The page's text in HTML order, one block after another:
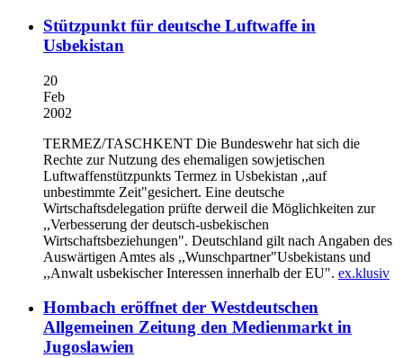
Stützpunkt für deutsche Luftwaffe in
Usbekistan
20
Feb
2002
TERMEZ/TASCHKENT Die Bundeswehr hat sich die
Rechte zur Nutzung des ehemaligen sowjetischen
Luftwaffenstützpunkts Termez in Usbekistan ,,auf
unbestimmte Zeit"gesichert. Eine deutsche
Wirtschaftsdelegation prüfte derweil die Möglichkeiten zur
,,Verbesserung der deutsch-usbekischen
Wirtschaftsbeziehungen". Deutschland gilt nach Angaben des
Auswärtigen Amtes als ,,Wunschpartner"Usbekistans und
,,Anwalt usbekischer Interessen innerhalb der EU". ex.klusiv
Hombach eröffnet der Westdeutschen
Allgemeinen Zeitung den Medienmarkt in
Jugoslawien